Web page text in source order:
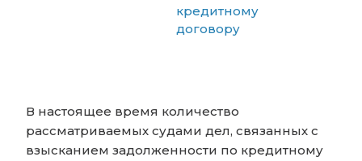
кредитному
договору
В настоящее время количество
рассматриваемых судами дел, связанных с
взысканием задолженности по кредитному